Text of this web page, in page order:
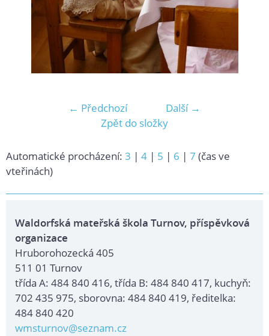
← Předchozí
Další →
Zpět do složky
Automatické procházení: 3 | 4 | 5 | 6 | 7 (čas ve
vteřinách)
Waldorfská mateřská škola Turnov, příspěvková
organizace
Hruborohozecká 405
511 01 Turnov
třída A: 484 840 416, třída B: 484 840 417, kuchyň:
702 435 975, sborovna: 484 840 419, ředitelka:
484 840 420
wmsturnov@seznam.cz